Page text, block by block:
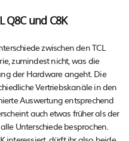
Q8C und C8K
zwischen den TCL
zumindest nicht, was die
der Hardware angeht. Die
Vertriebskanäle in den
Auswertung entsprechend
auch etwas früher als der
Unterschiede besprochen.